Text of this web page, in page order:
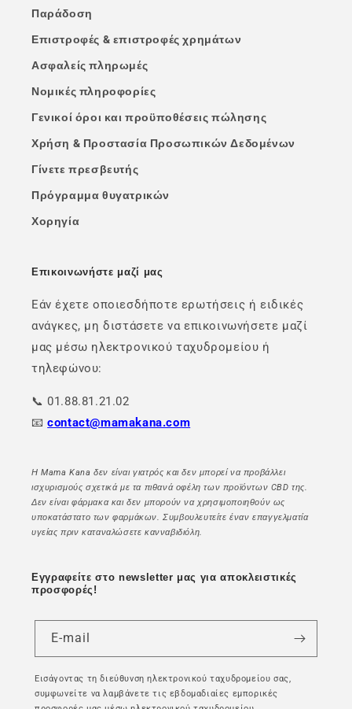
Παράδοση
Επιστροφές & επιστροφές χρημάτων
Ασφαλείς πληρωμές
Νομικές πληροφορίες
Γενικοί όροι και προϋποθέσεις πώλησης
Χρήση & Προστασία Προσωπικών Δεδομένων
Γίνετε πρεσβευτής
Πρόγραμμα θυγατρικών
Χορηγία
Επικοινωνήστε μαζί μας
Εάν έχετε οποιεσδήποτε ερωτήσεις ή ειδικές
ανάγκες, μη διστάσετε να επικοινωνήσετε μαζί
μας μέσω ηλεκτρονικού ταχυδρομείου ή
τηλεφώνου:
📞 01.88.81.21.02
📧contact@mamakana.com
Η Mama Kana δεν είναι γιατρός και δεν μπορεί να προβάλλει
ισχυρισμούς σχετικά με τα πιθανά οφέλη των προϊόντων CBD της.
Δεν είναι φάρμακα και δεν μπορούν να χρησιμοποιηθούν ως
υποκατάστατο των φαρμάκων. Συμβουλευτείτε έναν επαγγελματία
υγείας πριν καταναλώσετε κανναβιδιόλη.
Εγγραφείτε στο newsletter μας για αποκλειστικές
προσφορές!
E-mail
Εισάγοντας τη διεύθυνση ηλεκτρονικού ταχυδρομείου σας,
συμφωνείτε να λαμβάνετε τις εβδομαδιαίες εμπορικές